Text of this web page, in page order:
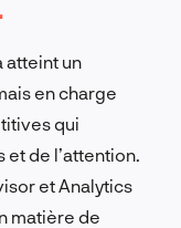
atteint un
en charge
qui
de l’attention.
et Analytics
matière de